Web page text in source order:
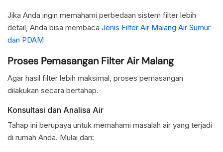
Jika Anda ingin memahami perbedaan sistem filter lebih
detail, Anda bisa membaca Jenis Filter Air Malang Air Sumur
dan PDAM
Proses Pemasangan Filter Air Malang
Agar hasil filter lebih maksimal, proses pemasangan
dilakukan secara bertahap.
Konsultasi dan Analisa Air
Tahap ini berupaya untuk memahami masalah air yang terjadi
di rumah Anda. Mulai dari: